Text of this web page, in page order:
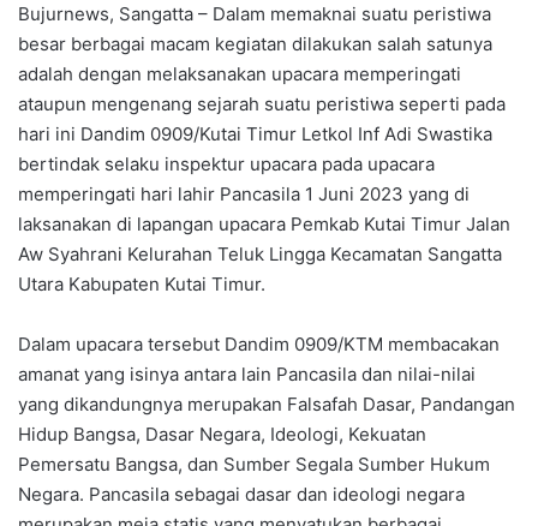
Bujurnews, Sangatta – Dalam memaknai suatu peristiwa
besar berbagai macam kegiatan dilakukan salah satunya
adalah dengan melaksanakan upacara memperingati
ataupun mengenang sejarah suatu peristiwa seperti pada
hari ini Dandim 0909/Kutai Timur Letkol Inf Adi Swastika
bertindak selaku inspektur upacara pada upacara
memperingati hari lahir Pancasila 1 Juni 2023 yang di
laksanakan di lapangan upacara Pemkab Kutai Timur Jalan
Aw Syahrani Kelurahan Teluk Lingga Kecamatan Sangatta
Utara Kabupaten Kutai Timur.
Dalam upacara tersebut Dandim 0909/KTM membacakan
amanat yang isinya antara lain Pancasila dan nilai-nilai
yang dikandungnya merupakan Falsafah Dasar, Pandangan
Hidup Bangsa, Dasar Negara, Ideologi, Kekuatan
Pemersatu Bangsa, dan Sumber Segala Sumber Hukum
Negara. Pancasila sebagai dasar dan ideologi negara